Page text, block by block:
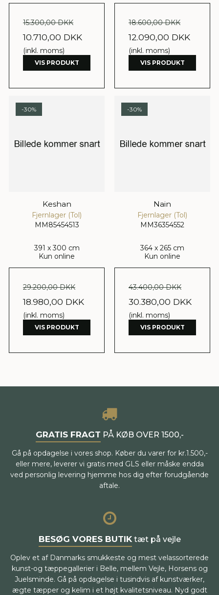
15.300,00 DKK
10.710,00 DKK
(inkl. moms)
VIS PRODUKT
18.600,00 DKK
12.090,00 DKK
(inkl. moms)
VIS PRODUKT
-30%
Keshan
Fjernlager (Tol)
MM85454513
391 x 300 cm
Kun online
29.200,00 DKK
18.980,00 DKK
(inkl. moms)
VIS PRODUKT
-30%
Nain
Fjernlager (Tol)
MM36354552
364 x 265 cm
Kun online
43.400,00 DKK
30.380,00 DKK
(inkl. moms)
VIS PRODUKT
GRATIS FRAGT PÅ KØB OVER 1500,-
Gå på opdagelse i vores shop. Køber du varer for kr.1.500,-
eller mere, leverer vi gratis med GLS eller måske endda
ved personlig levering hjemme hos dig efter forudgående
aftale.
BESØG VORES BUTIKtæt på vejle
Oplev et af Danmarks smukkeste og mest velassorterede
kunst-og tæppegallerier i Belle, mellem Vejle, Horsens og
Juelsminde. Gå på opdagelse i tusindvis af kunstværker,
ægte tæpper og kelim i et højt kvalitetsniveau. Nyd godt